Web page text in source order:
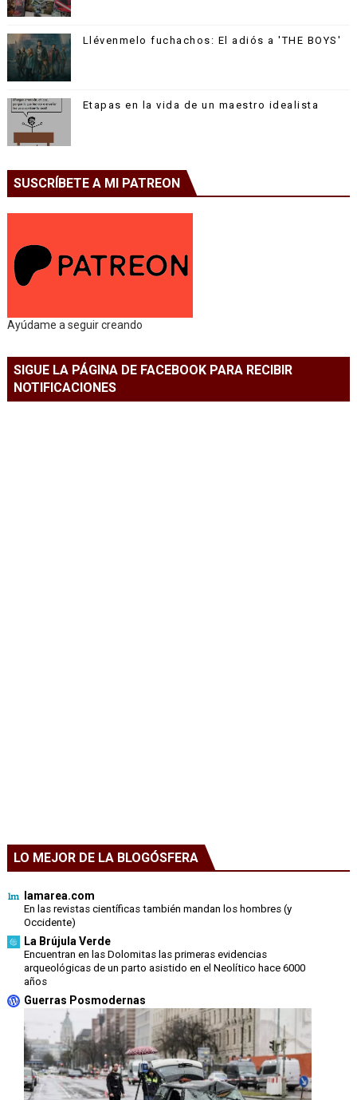
Llévenmelo fuchachos: El adiós a 'THE BOYS'
Etapas en la vida de un maestro idealista
SUSCRÍBETE A MI PATREON
Ayúdame a seguir creando
SIGUE LA PÁGINA DE FACEBOOK PARA RECIBIR
NOTIFICACIONES
LO MEJOR DE LA BLOGÓSFERA
lamarea.com
En las revistas científicas también mandan los hombres (y
Occidente)
La Brújula Verde
Encuentran en las Dolomitas las primeras evidencias
arqueológicas de un parto asistido en el Neolítico hace 6000
años
Guerras Posmodernas